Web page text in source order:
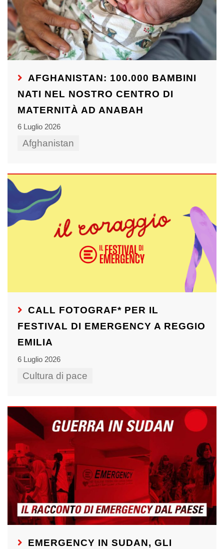
AFGHANISTAN: 100.000 BAMBINI
NATI NEL NOSTRO CENTRO DI
MATERNITÀ AD ANABAH
6 Luglio 2026
Afghanistan
CALL FOTOGRAF* PER IL
FESTIVAL DI EMERGENCY A REGGIO
EMILIA
6 Luglio 2026
Cultura di pace
EMERGENCY IN SUDAN, GLI